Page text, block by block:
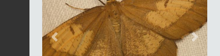
Previous Next